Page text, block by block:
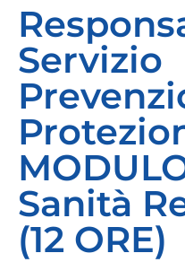
Servizio
Sanità
(12 ORE)